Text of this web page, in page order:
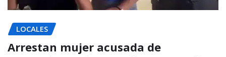
LOCALES
Arrestan mujer acusada de